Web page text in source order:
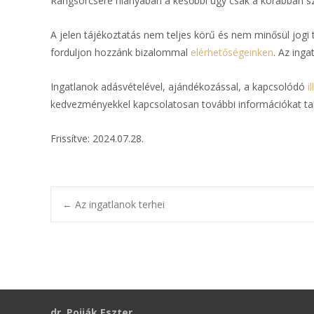
A jelen tájékoztatás nem teljes körű és nem minősül
forduljon hozzánk bizalommal elérhetőségeinken. Az
Ingatlanok adásvételével, ajándékozással, a kapcsolódó
kedvezményekkel kapcsolatosan további információkat
Frissítve: 2024.07.28.
← Az ingatlanok terhei